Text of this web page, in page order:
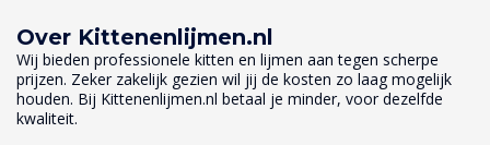
Over Kittenenlijmen.nl
Wij bieden professionele kitten en lijmen aan tegen scherpe
prijzen. Zeker zakelijk gezien wil jij de kosten zo laag mogelijk
houden. Bij Kittenenlijmen.nl betaal je minder, voor dezelfde
kwaliteit.